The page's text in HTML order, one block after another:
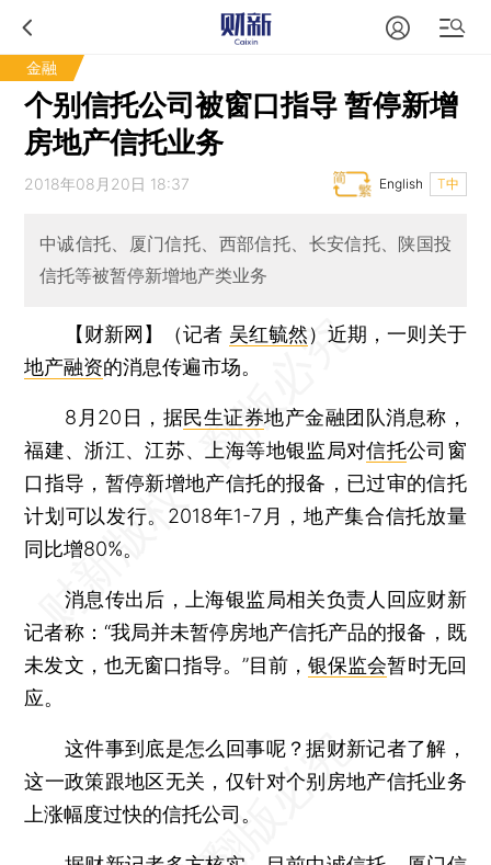
金融
个别信托公司被窗口指导 暂停新增
房地产信托业务
2018年08月20日 18:37 T中
English
中诚信托、厦门信托、西部信托、长安信托、陕国投
信托等被暂停新增地产类业务
【财新网】（记者 吴红毓然）近期，一则关于
地产融资的消息传遍市场。
8月20日，据民生证券地产金融团队消息称，
福建、浙江、江苏、上海等地银监局对信托公司窗
口指导，暂停新增地产信托的报备，已过审的信托
计划可以发行。2018年1-7月，地产集合信托放量
同比增80%。
消息传出后，上海银监局相关负责人回应财新
记者称：“我局并未暂停房地产信托产品的报备，既
未发文，也无窗口指导。”目前，银保监会暂时无回
应。
这件事到底是怎么回事呢？据财新记者了解，
这一政策跟地区无关，仅针对个别房地产信托业务
上涨幅度过快的信托公司。